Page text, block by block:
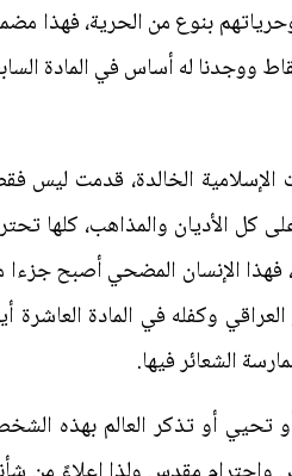
بنوع من الحرية، فهذا
ووجدنا له أساس في المادة
الخالدة، قدمت ليس
الأديان والمذاهب، كلها
الإنسان المضحي أصبح جزءا
وكفله في المادة العاشرة
الشعائر فيها.
تحيي أو تذكر العالم بهذه